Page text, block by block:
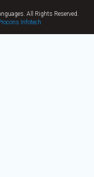
All Rights Reserved.
Infotech